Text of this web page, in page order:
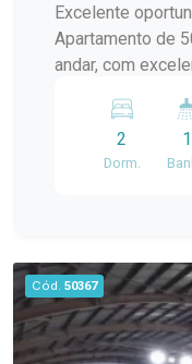
Excelente
Apartamento de
andar, com
imóvel está
para morar,
vaga de
poliesportiva,
playground,
mais. Localização privilegiada, próximo ao
Parque Una,
2
Dorm.
1
Cód. 50367